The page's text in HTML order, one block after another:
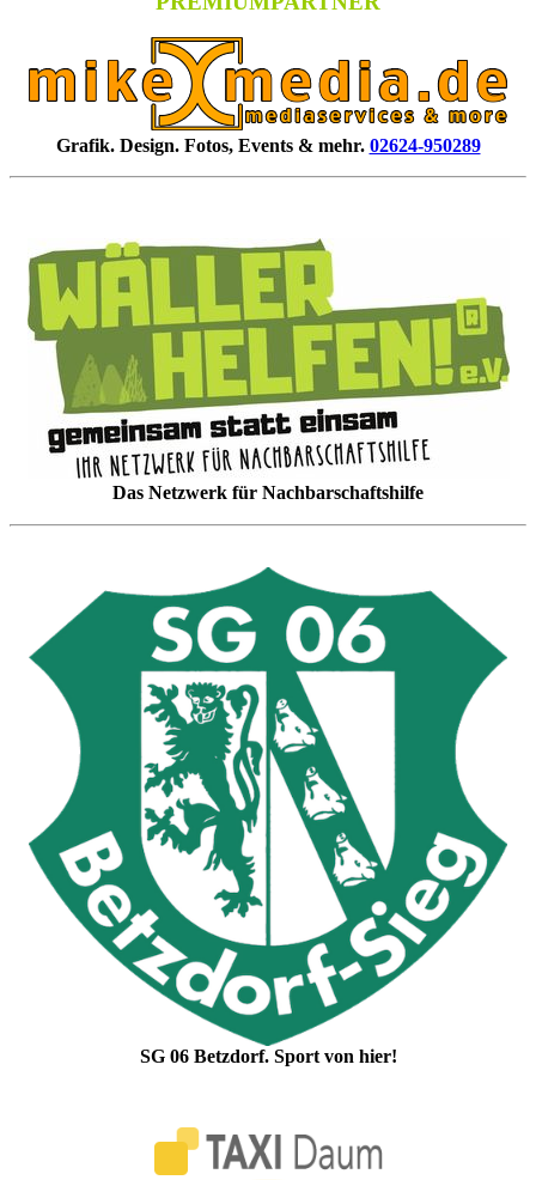
Grafik. Design. Fotos, Events & mehr. 02624-950289
Das Netzwerk für Nachbarschaftshilfe
SG 06 Betzdorf. Sport von hier!